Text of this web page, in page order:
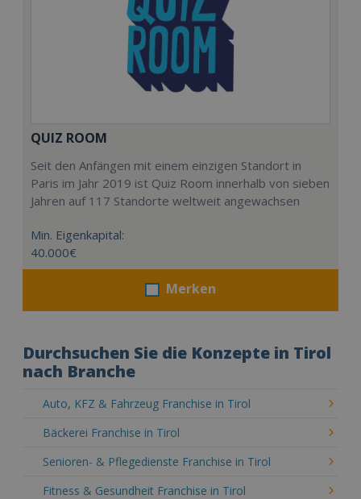
QUIZ ROOM
Seit den Anfängen mit einem einzigen Standort in
Paris im Jahr 2019 ist Quiz Room innerhalb von sieben
Jahren auf 117 Standorte weltweit angewachsen
Min. Eigenkapital:
40.000€
Merken
Durchsuchen Sie die Konzepte in Tirol
nach Branche
Auto, KFZ & Fahrzeug Franchise in Tirol
Bäckerei Franchise in Tirol
Senioren- & Pflegedienste Franchise in Tirol
Fitness & Gesundheit Franchise in Tirol